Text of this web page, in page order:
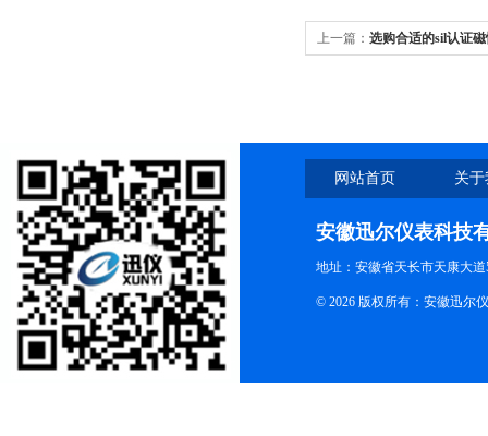
上一篇： 选购合适的sil认证
网站首页 关
安徽迅尔仪表科技
地址：安徽省天长市天康大道
© 2026 版权所有：安徽迅尔